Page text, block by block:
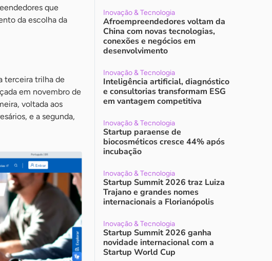
que
da escolha da
terceira trilha de
em novembro de
voltada aos
e a segunda,
Inovação & Tecnologia
Afroempreendedores voltam da
China com novas tecnologias,
conexões e negócios em
desenvolvimento
Inovação & Tecnologia
Inteligência artificial, diagnóstico
e consultorias transformam ESG
em vantagem competitiva
Inovação & Tecnologia
Startup paraense de
biocosméticos cresce 44% após
incubação
Inovação & Tecnologia
Startup Summit 2026 traz Luiza
Trajano e grandes nomes
internacionais a Florianópolis
Inovação & Tecnologia
Startup Summit 2026 ganha
novidade internacional com a
Startup World Cup